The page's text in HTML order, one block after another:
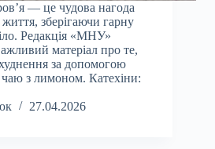
— це чудова нагода
зберігаючи гарну
Редакція «МНУ»
матеріал про те,
за допомогою
чаю з лимоном. Катехіни:
27.04.2026